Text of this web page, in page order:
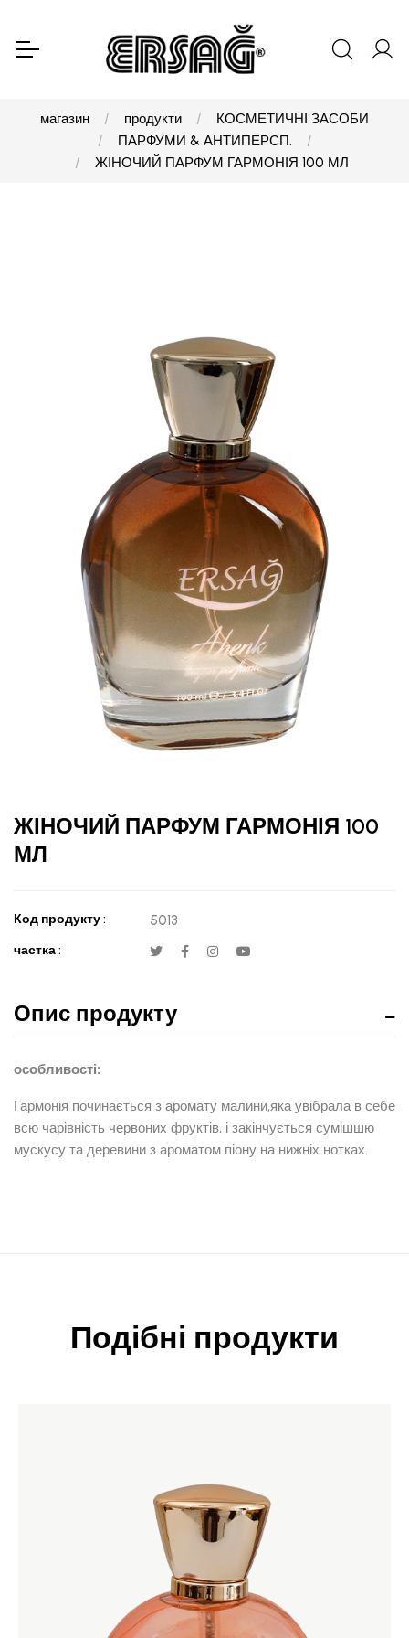
магазин продукти
КОСМЕТИЧНІ ЗАСОБИ
ПАРФУМИ & АНТИПЕРСП.
ЖІНОЧИЙ ПАРФУМ ГАРМОНІЯ 100 МЛ
ЖІНОЧИЙ ПАРФУМ ГАРМОНІЯ 100
МЛ
Код продукту : 5013
частка :
Опис продукту
особливості:
Гармонія починається з аромату малини,яка увібрала в себе
всю чарівність червоних фруктів, і закінчується сумішшю
мускусу та деревини з ароматом піону на нижніх нотках.
Подібні продукти